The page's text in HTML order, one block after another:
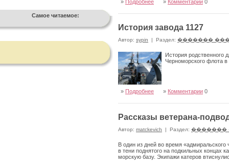
Самое читаемое:
» Подробнее » Комментарии 0
История завода 1127
Автор: sypin | Раздел: �������
История родственного
Черноморского флота
» Подробнее » Комментарии 0
Рассказы ветерана-
Автор: matckevich | Раздел: �������
В один из дней во время
в тени поднятого на подкильных кон­цах
морскую базу. Экипажи катеров